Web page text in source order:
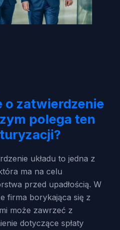
o zatwierdzenie
polega ten
układu to jedna z
ma na celu
przed upadłością. W
firma borykająca się z
może zawrzeć z
dotyczące spłaty